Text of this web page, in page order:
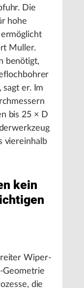
Die
hohe
Muller.
benötigt,
sagt er. Im
bis 25 × D
viereinhalb
kein
Wiper-
Geometrie
die